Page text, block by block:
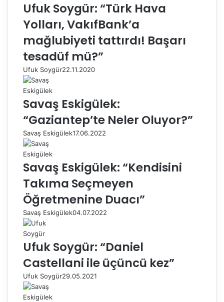
Ufuk Soygür: “Türk Hava
Yolları, VakıfBank’a
mağlubiyeti tattırdı! Başarı
tesadüf mü?”
Ufuk Soygür22.11.2020
Savaş Eskigülek:
“Gaziantep’te Neler Oluyor?”
Savaş Eskigülek17.06.2022
Savaş Eskigülek: “Kendisini
Takıma Seçmeyen
Öğretmenine Duacı”
Savaş Eskigülek04.07.2022
Ufuk Soygür: “Daniel
Castellani ile üçüncü kez”
Ufuk Soygür29.05.2021